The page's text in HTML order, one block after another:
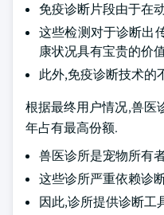
免疫诊断片段由于在
这些检测对于诊断出
康状况具有宝贵的价值
此外,免疫诊断技术的
根据最终用户情况,兽医
年占有最高份额.
兽医诊所是宠物所有
这些诊所严重依赖诊
因此,诊所提供诊断工